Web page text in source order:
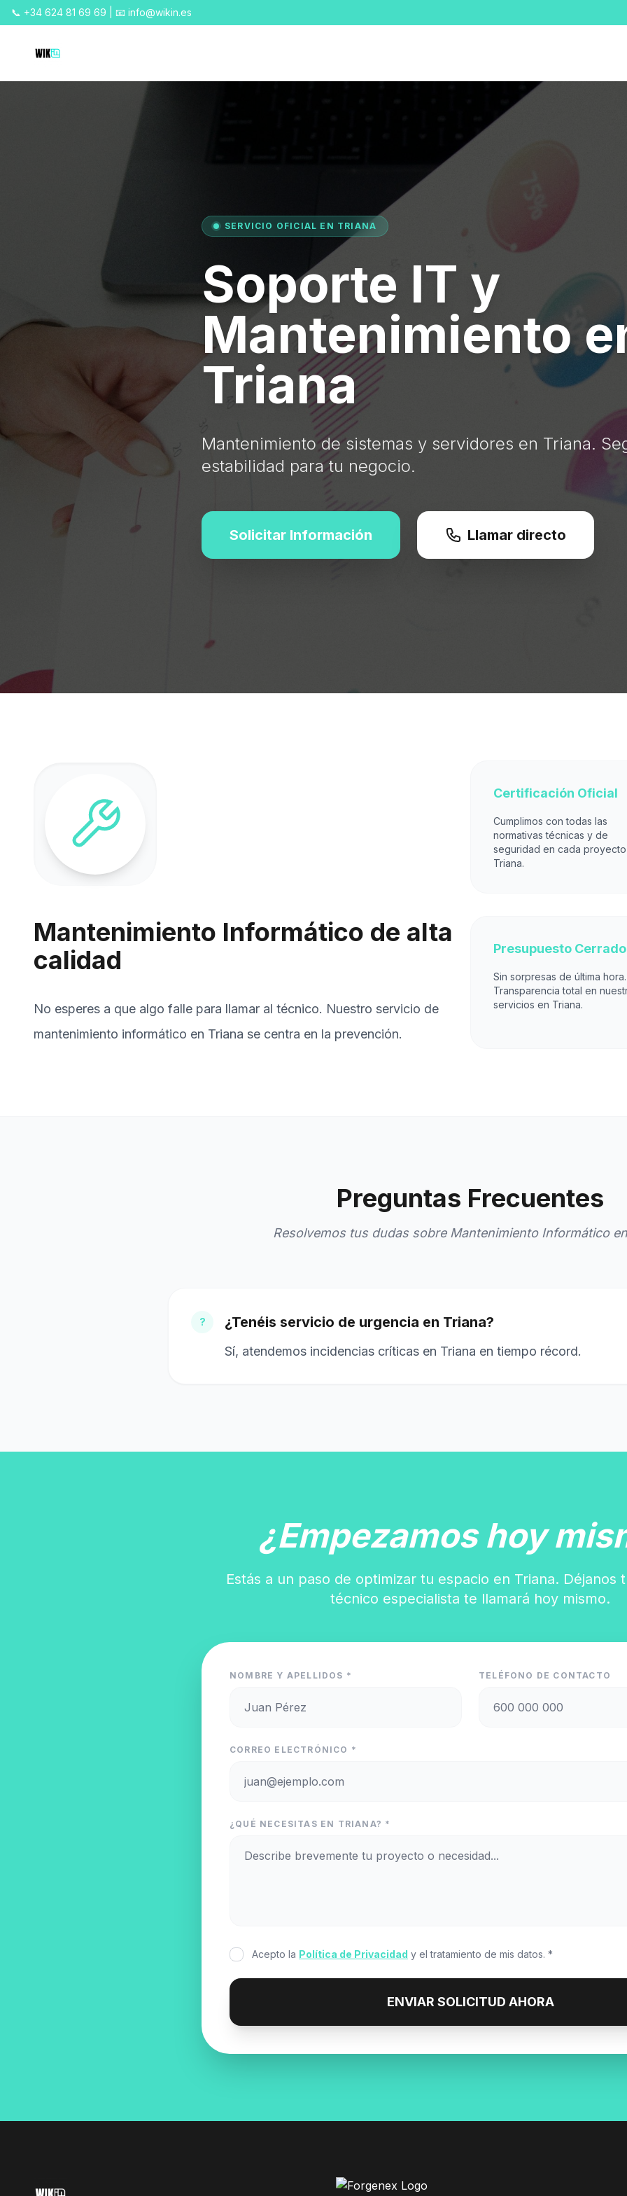
📞 +34 624 81 69 69 | 📧 info@wikin.es
SERVICIO OFICIAL EN TRIANA
Soporte IT y
Mantenimiento
Triana
Mantenimiento de sistemas y servidores en Triana.
estabilidad para tu negocio.
Solicitar Información Llamar directo
Mantenimiento Informático de alta
calidad
No esperes a que algo falle para llamar al técnico. Nuestro servicio de
mantenimiento informático en Triana se centra en la prevención.
Certificación Oficial
Cumplimos con todas las
normativas técnicas y de
seguridad en cada
Triana.
Presupuesto Cerrado
Sin sorpresas de última hora.
Transparencia total en
servicios en Triana.
Preguntas Frecuentes
Resolvemos tus dudas sobre Mantenimiento Informático
? ¿Tenéis servicio de urgencia en Triana?
Sí, atendemos incidencias críticas en Triana en tiempo récord.
¿Empezamos hoy
Estás a un paso de optimizar tu espacio en Triana. Déjanos
técnico especialista te llamará hoy mismo.
NOMBRE Y APELLIDOS * TELÉFONO DE CONTACTO
CORREO ELECTRÓNICO *
¿QUÉ NECESITAS EN TRIANA? *
Acepto la Política de Privacidad y el tratamiento de mis datos. *
ENVIAR SOLICITUD AHORA